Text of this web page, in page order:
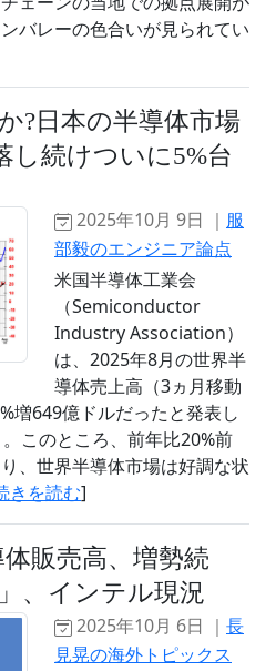
バレーの色合いが見られてい
?日本の半導体市場
し続けついに5%台
2025年10月 9日 ｜ 服
部毅のエンジニア論点
米国半導体工業会
（Semiconductor
Industry Association）
は、2025年8月の世界半
導体売上高（3ヵ月移動
増649億ドルだったと発表し
。このところ、前年比20%前
、世界半導体市場は好調な状
きを読む]
販売高、増勢続
、インテル現況
2025年10月 6日 ｜ 長
見晃の海外トピックス